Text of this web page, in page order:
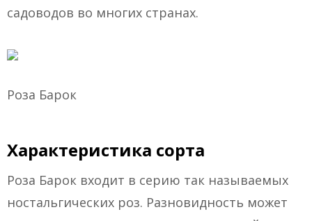
садоводов во многих странах.
Роза Барок
Характеристика сорта
Роза Барок входит в серию так называемых
ностальгических роз. Разновидность может